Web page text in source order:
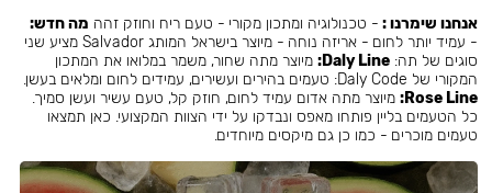
אנחנו שימרנו : - טכנולוגיה ומתכון מקורי - טעם ריח וחוזק זהה מה חדש:
- עמיד יותר לחום - אריזה נוחה - מיוצר בישראל המותג Salvador מציע שני
סוגים של תה:Daly Line: מיוצר מתה שחור, משמר במלואו את המתכון
המקורי של Daly Code: טעמים בהירים ועשירים, עמידים לחום ומלאים בעשן.
Rose Line: מיוצר מתה אדום עמיד לחום, חוזק קל, טעם עשיר ועשן סמיך.
כל הטעמים בליין פותחו מאפס ונבדקו על ידי הצוות המקצועי. כאן תמצאו
טעמים מוכרים - כמו כן גם מיקסים מיוחדים.